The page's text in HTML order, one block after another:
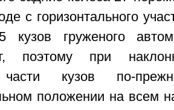
с горизонтального
кузов груженого
поэтому при
кузов по-
положении на всем